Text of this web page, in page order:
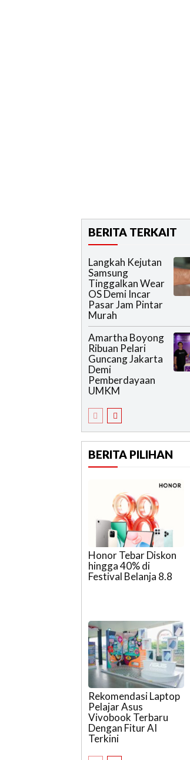
BERITA TERKAIT
Langkah Kejutan
Samsung
Tinggalkan Wear
OS Demi Incar
Pasar Jam Pintar
Murah
Amartha Boyong
Ribuan Pelari
Guncang Jakarta
Demi
Pemberdayaan
UMKM
BERITA PILIHAN
Honor Tebar Diskon
hingga 40% di
Festival Belanja 8.8
Rekomendasi Laptop
Pelajar Asus
Vivobook Terbaru
Dengan Fitur AI
Terkini